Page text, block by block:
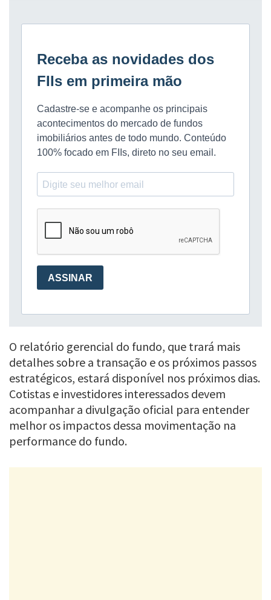
O relatório gerencial do fundo, que trará mais
detalhes sobre a transação e os próximos passos
estratégicos, estará disponível nos próximos dias.
Cotistas e investidores interessados devem
acompanhar a divulgação oficial para entender
melhor os impactos dessa movimentação na
performance do fundo.